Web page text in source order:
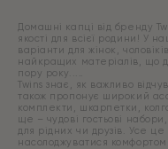
Домашні капці від бренду
якості для всієї родини! У
варіанти для жінок,
найкращих матеріалів, що
пору року.
Twins знає, як важливо
також пропонує широкий
комплекти, шкарпетки,
ще – чудові гостьові
для рідних чи друзів. Усе
насолоджуватися комфортом